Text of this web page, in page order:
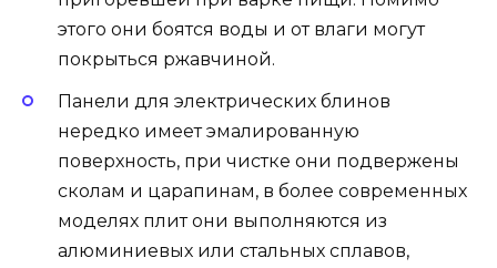
этого они боятся воды и от влаги могут
покрыться ржавчиной.
Панели для электрических блинов
нередко имеет эмалированную
поверхность, при чистке они подвержены
сколам и царапинам, в более современных
моделях плит они выполняются из
алюминиевых или стальных сплавов,